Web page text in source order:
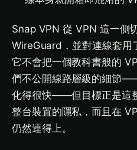
Snap VPN 從 VPN 這一側
WireGuard，並對連線套用
它不會把一個教科書般的
們不公開線路層級的細節
化得很快——但目標正是這
整台裝置的隱私，而且在
仍然連得上。